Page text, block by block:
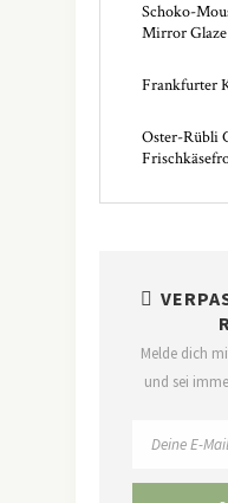
Schoko-
Mirror
Frankfurter
Oster-Rübli
Melde dich
und sei